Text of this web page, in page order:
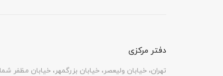
دفتر مرکزی
تهران، خیابان ولیعصر، خیابان بزرگمهر، خیابان مظفر